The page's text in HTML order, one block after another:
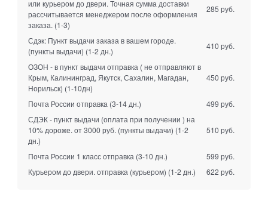
или курьером до двери. Точная сумма доставки
рассчитывается менеджером после оформления
заказа. (1-3)
285 руб.
Сдэк: Пункт выдачи заказа в вашем городе.
(пункты выдачи) (1-2 дн.)
410 руб.
ОЗОН - в пункт выдачи отправка ( не отправляют в
Крым, Калининград, Якутск, Сахалин, Магадан,
Норильск) (1-10дн)
450 руб.
Почта России отправка (3-14 дн.)
499 руб.
СДЭК - пункт выдачи (оплата при получении ) на
10% дороже. от 3000 руб. (пункты выдачи) (1-2
дн.)
510 руб.
Почта России 1 класс отправка (3-10 дн.)
599 руб.
Курьером до двери. отправка (курьером) (1-2 дн.) 622 руб.